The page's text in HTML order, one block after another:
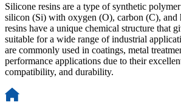
Silicone resins are a type of synthetic
silicon (Si) with oxygen (O), carbon (C), and
resins have a unique chemical structure that
suitable for a wide range of industrial
are commonly used in coatings, metal
performance applications due to their
compatibility, and durability.